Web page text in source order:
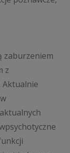
zaburzeniem
z
Aktualnie